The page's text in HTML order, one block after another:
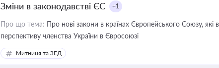
Зміни в законодавстві ЄС +1
Про що тема: Про нові закони в країнах Європейського Союзу, які впливають на умови торгівлі, трудової міграції, інтеграції та
перспективу членства України в Євросоюзі
Митниця та ЗЕД